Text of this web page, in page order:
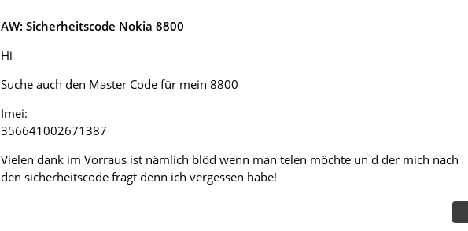
AW: Sicherheitscode Nokia 8800
Hi
Suche auch den Master Code für mein 8800
Imei:
356641002671387
Vielen dank im Vorraus ist nämlich blöd wenn man telen möchte un d der mich nach
den sicherheitscode fragt denn ich vergessen habe!